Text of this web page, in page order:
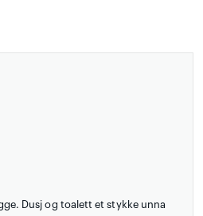
Dusj og toalett et stykke unna